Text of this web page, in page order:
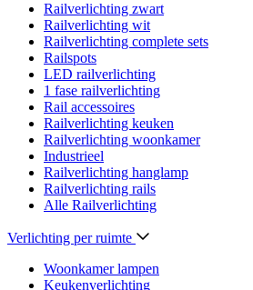
Railverlichting zwart
Railverlichting wit
Railverlichting complete sets
Railspots
LED railverlichting
1 fase railverlichting
Rail accessoires
Railverlichting keuken
Railverlichting woonkamer
Industrieel
Railverlichting hanglamp
Railverlichting rails
Alle Railverlichting
Verlichting per ruimte
Woonkamer lampen
Keukenverlichting